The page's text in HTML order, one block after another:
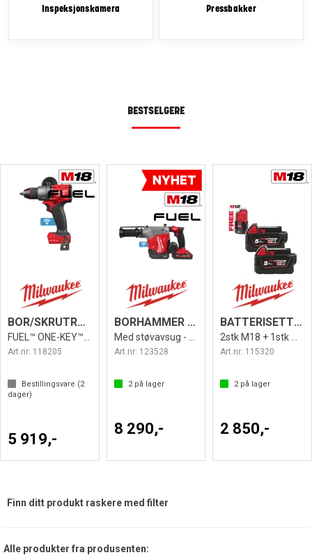
Inspeksjonskamera Pressbakker
BESTSELGERE
BOR/SKRUTREKKER M18 ONEDD3-502X
Art.nr: 118205
Bestillingsvare (2
dager)
5 919,-
BORHAMMER M18 FHAFOH16-302X
Art.nr: 123528
2på lager
8 290,-
BATTERISETT M18 5,0A B52
Art.nr: 115320
2på lager
2 850,-
Finn ditt produkt raskere med filter
Alle produkter fra produsenten: